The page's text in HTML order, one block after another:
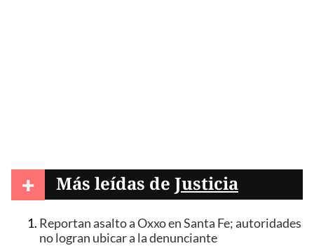
+ Más leídas de Justicia
Reportan asalto a Oxxo en Santa Fe; autoridades
no logran ubicar a la denunciante